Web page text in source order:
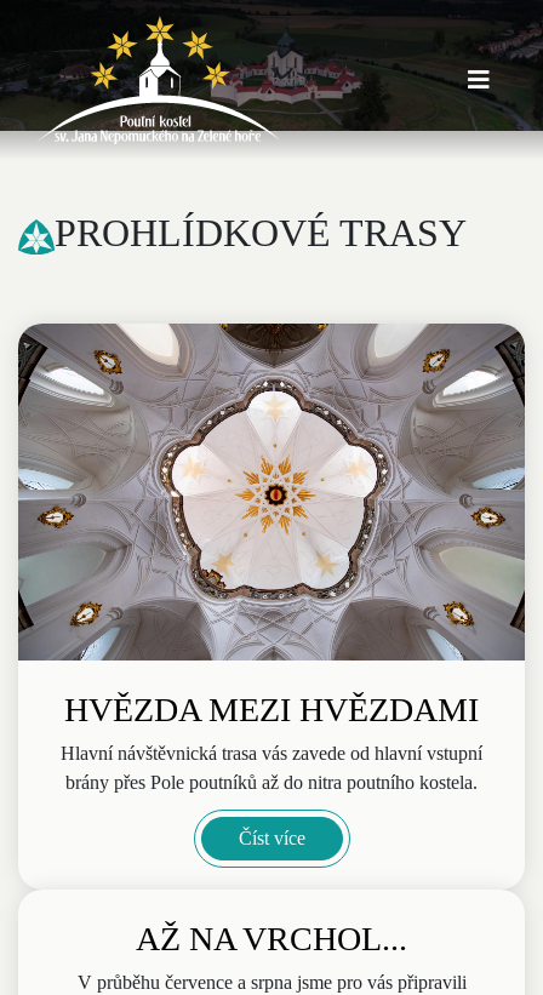
PROHLÍDKOVÉ TRASY
HVĚZDA MEZI HVĚZDAMI
Hlavní návštěvnická trasa vás zavede od hlavní vstupní
brány přes Pole poutníků až do nitra poutního kostela.
Číst více
AŽ NA VRCHOL...
V průběhu července a srpna jsme pro vás připravili